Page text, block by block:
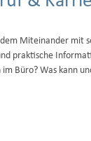
Miteinander
praktische
Büro? Was kann